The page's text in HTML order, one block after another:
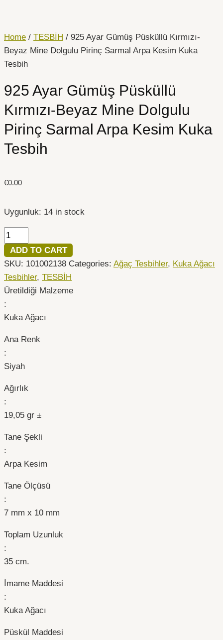
Home / TESBİH / 925 Ayar Gümüş Püsküllü Kırmızı-
Beyaz Mine Dolgulu Pirinç Sarmal Arpa Kesim Kuka
Tesbih
925 Ayar Gümüş Püsküllü
Kırmızı-Beyaz Mine Dolgulu
Pirinç Sarmal Arpa Kesim Kuka
Tesbih
€0.00
Uygunluk: 14 in stock
Gümüş
Püsküllü
Kırmızı-
Mine
Pirinç
Sarmal
Kesim
Tesbih
ADD TO CART
SKU: 101002138 Categories: Ağaç Tesbihler, Kuka Ağacı
Tesbihler, TESBİH
Üretildiği Malzeme
:
Kuka Ağacı
Ana Renk
:
Siyah
Ağırlık
:
19,05 gr ±
Tane Şekli
:
Arpa Kesim
Tane Ölçüsü
:
7 mm x 10 mm
Toplam Uzunluk
:
35 cm.
İmame Maddesi
:
Kuka Ağacı
Püskül Maddesi